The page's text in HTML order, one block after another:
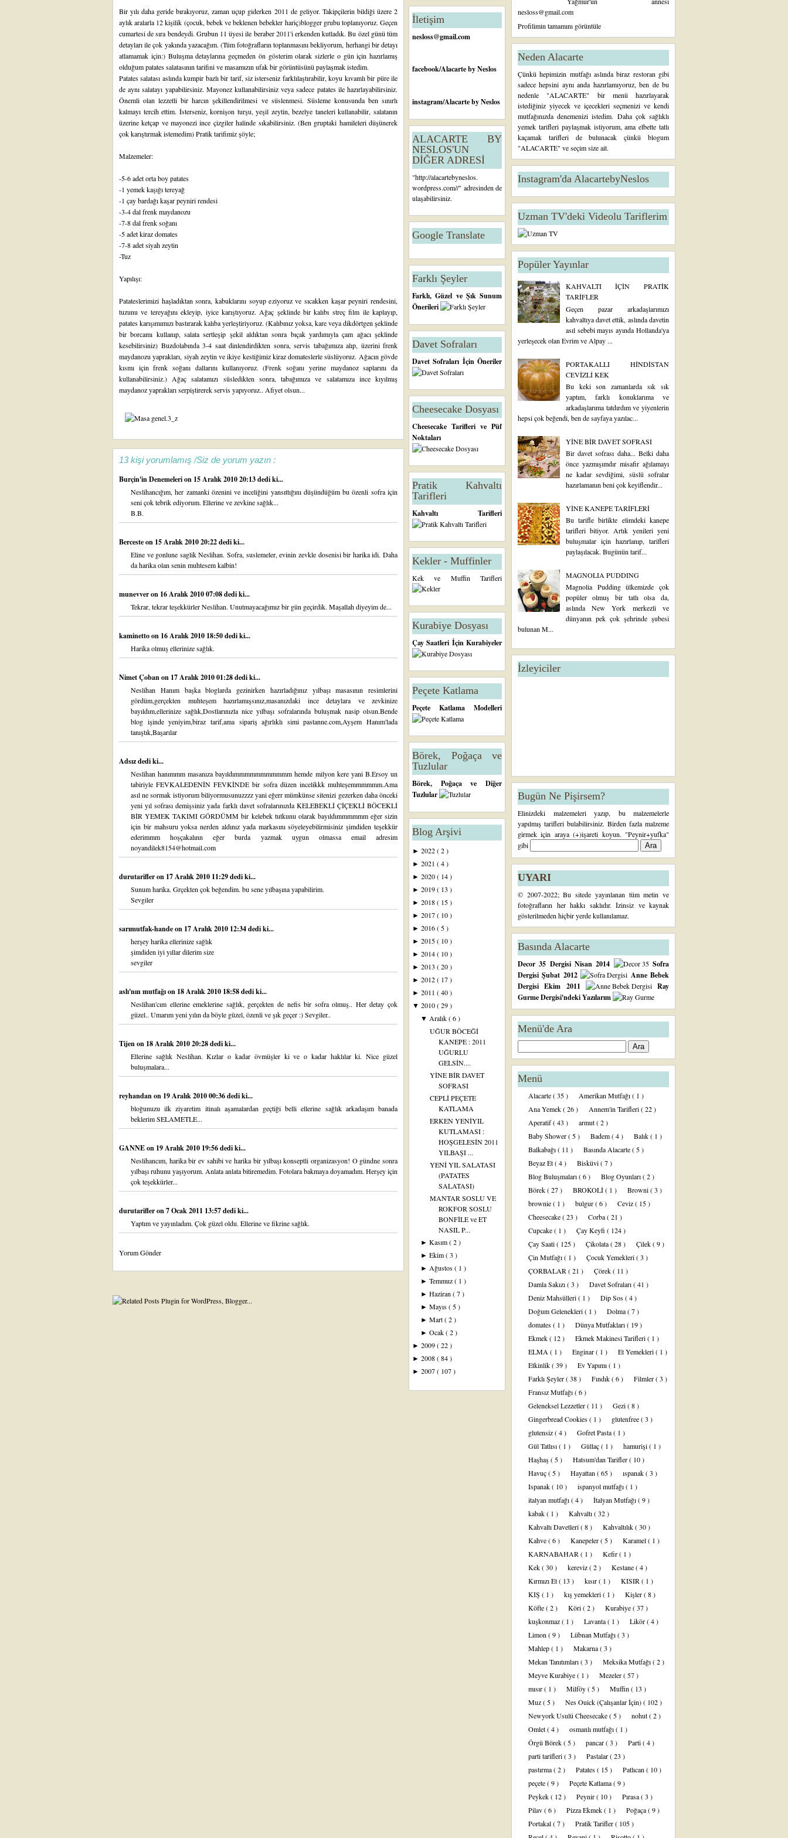
Bir yılı daha geride bırakıyoruz, zaman uçup giderken 2011 de geliyor. Takipçilerin bildiği üzere 2
aylık aralarla 12 kişilik (çocuk, bebek ve beklenen bebekler hariç)blogger grubu toplanıyoruz. Geçen
cumartesi de sıra bendeydi. Grubun 11 üyesi ile beraber 2011'i erkenden kutladık. Bu özel günü tüm
detayları ile çok yakında yazacağım. (Tüm fotoğrafların toplanmasını bekliyorum, herhangi bir detayı
atlamamak için:) Buluşma detaylarına geçmeden ön gösterim olarak sizlerle o gün için hazırlamış
olduğum patates salatasının tarifini ve masamızın ufak bir görüntüsünü paylaşmak istedim.
Patates salatası aslında kumpir bazlı bir tarif, siz isterseniz farklılaştırabilir, koyu kıvamlı bir püre ile
de aynı salatayı yapabilirsiniz. Mayonez kullanabilirsiniz veya sadece patates ile hazırlayabilirsiniz.
Önemli olan lezzetli bir harcın şekillendirilmesi ve süslenmesi. Süsleme konusunda ben sınırlı
kalmayı tercih ettim. İsterseniz, kornişon turşu, yeşil zeytin, bezelye taneleri kullanabilir, salatanın
üzerine ketçap ve mayonezi ince çizgiler halinde sıkabilirsiniz. (Ben gruptaki hamileleri düşünerek
çok karıştırmak istemedim) Pratik tarifimiz şöyle;
Malzemeler:
-5-6 adet orta boy patates
-1 yemek kaşığı tereyağ
-1 çay bardağı kaşar peyniri rendesi
-3-4 dal frenk maydanozu
-7-8 dal frenk soğanı
-5 adet kiraz domates
-7-8 adet siyah zeytin
-Tuz
Yapılışı:
Patateslerimizi haşladıktan sonra, kabuklarını soyup eziyoruz ve sıcakken kaşar peyniri rendesini,
tuzunu ve tereyağını ekleyip, iyice karıştıyoruz. Ağaç şeklinde bir kalıbı streç film ile kaplayıp,
patates karışımımızı bastırarak kalıba yerleştiriyoruz. (Kalıbınız yoksa, kare veya dikdörtgen şeklinde
bir borcamı kullanıp, salata sertleşip şekil aldıktan sonra bıçak yardımıyla çam ağacı şeklinde
kesebilirsiniz) Buzdolabında 3-4 saat dinlendirdikten sonra, servis tabağımıza alıp, üzerini frenk
maydanozu yaprakları, siyah zeytin ve ikiye kestiğimiz kiraz domateslerle süslüyoruz. Ağacın gövde
kısmı için frenk soğanı dallarını kullanıyoruz. (Frenk soğanı yerine maydanoz saplarını da
kullanabilirsiniz.) Ağaç salatamızı süsledikten sonra, tabağımıza ve salatamıza ince kıyılmış
maydanoz yaprakları serpiştirerek servis yapıyoruz.. Afiyet olsun...
13 kişi yorumlamış /Siz de yorum yazın :
Burçin'in Denemelerion 15 Aralık 2010 20:13 dedi ki...
Neslihancığım, her zamanki özenini ve inceliğini yansıttığını düşündüğüm bu özenli sofra için
seni çok tebrik ediyorum. Ellerine ve zevkine sağlık...
B.B.
Bercesteon 15 Aralık 2010 20:22 dedi ki...
Eline ve gonlune saglik Neslihan. Sofra, suslemeler, evinin zevkle dosenisi bir harika idi. Daha
da harika olan senin muhtesem kalbin!
munevveron 16 Aralık 2010 07:08 dedi ki...
Tekrar, tekrar teşekkürler Neslihan. Unutmayacağımız bir gün geçirdik. Maşallah diyeyim de...
kaminettoon 16 Aralık 2010 18:50 dedi ki...
Harika olmuş ellerinize sağlık.
Nimet Çobanon 17 Aralık 2010 01:28 dedi ki...
Neslihan Hanım başka bloglarda gezinirken hazırladığınız yılbaşı masasının resimlerini
gördüm,gerçekten muhteşem hazırlamışsınız,masanızdaki ince detaylara ve zevkinize
bayıldım,ellerinize sağlık,Dostlarınızla nice yılbaşı sofralarında buluşmak nasip olsun.Bende
blog işinde yeniyim,biraz tarif,ama sipariş ağırlıklı simi pastanne.com,Ayşem Hanım'lada
tanıştık,Başarılar
Adsız dedi ki...
Neslihan hanımmm masanıza bayıldımmmmmmmmmmm hemde milyon kere yani B.Ersoy un
tabiriyle FEVKALEDENİN FEVKİNDE bir sofra düzen incelikkk muhteşemmmmmm.Ama
asıl ne sormak istiyorum biliyormusunuzzzz yani eğerr mümkünse sitenizi gezerken daha önceki
yeni yıl sofrası demişsiniz yada farklı davet sofralarınızda KELEBEKLİ ÇİÇEKLİ BÖCEKLİ
BİR YEMEK TAKIMI GÖRDÜMM bir kelebek tutkunu olarak bayıldımmmmmm eğer sizin
için bir mahsuru yoksa nerden aldınız yada markasını söyeleyebilirmisiniz şimdiden teşekkür
ederimmm hoşçakalınn eğer burda yazmak uygun olmassa email adresim
noyandilek8154@hotmail.com
durutarifleron 17 Aralık 2010 11:29 dedi ki...
Sunum harika. Grçekten çok beğendim. bu sene yılbaşına yapabilirim.
Sevgiler
sarımutfak-handeon 17 Aralık 2010 12:34 dedi ki...
herşey harika ellerinize sağlık
şimdiden iyi yıllar dilerim size
sevgiler
aslı'nın mutfağıon 18 Aralık 2010 18:58 dedi ki...
Neslihan'cım ellerine emeklerine sağlık, gerçekten de nefis bir sofra olmuş.. Her detay çok
güzel.. Umarım yeni yılın da böyle güzel, özenli ve şık geçer :) Sevgiler..
Tijenon 18 Aralık 2010 20:28 dedi ki...
Ellerine sağlık Neslihan. Kızlar o kadar övmüşler ki ve o kadar haklılar ki. Nice güzel
buluşmalara...
reyhandanon 19 Aralık 2010 00:36 dedi ki...
bloğunuzu ilk ziyaretim itinalı aşamalardan geçtiği belli ellerine sağlık arkadaşım banada
beklerim SELAMETLE...
GANNEon 19 Aralık 2010 19:56 dedi ki...
Neslihancım, harika bir ev sahibi ve harika bir yılbaşı konseptli organizasyon! O gündne sonra
yılbaşı ruhunu yaşıyorum. Anlata anlata bitiremedim. Fotolara bakmaya doyamadım. Herşey için
çok teşekkürler...
durutarifleron 7 Ocak 2011 13:57 dedi ki...
Yaptım ve yayınladım. Çok güzel oldu. Ellerine ve fikrine sağlık.
Yorum Gönder
İletişim
nesloss@gmail.com
facebook/Alacarte by Neslos
instagram/Alacarte by Neslos
ALACARTE BY
NESLOS'UN
DİĞER ADRESİ
"http://alacartebyneslos.
wordpress.com//" adresinden de
ulaşabilirsiniz.
Google Translate
Farklı Şeyler
Farklı, Güzel ve Şık Sunum
Önerileri
Davet Sofraları
Davet Sofraları İçin Öneriler
Cheesecake Dosyası
Cheesecake Tarifleri ve Püf
Noktaları
Pratik Kahvaltı
Tarifleri
Kahvaltı Tarifleri
Kekler - Muffinler
Kek ve Muffin Tarifleri
Kurabiye Dosyası
Çay Saatleri İçin Kurabiyeler
Peçete Katlama
Peçete Katlama Modelleri
Börek, Poğaça ve
Tuzlular
Börek, Poğaça ve Diğer
Tuzlular
Blog Arşivi
► 2022( 2 )
► 2021 ( 4 )
► 2020( 14 )
► 2019( 13 )
► 2018( 15 )
► 2017( 10 )
► 2016( 5 )
► 2015( 10 )
► 2014( 10 )
► 2013 ( 20 )
► 2012( 17 )
► 2011 ( 40 )
▼ 2010( 29 )
▼Aralık( 6 )
UĞUR BÖCEĞİ
KANEPE : 2011
UĞURLU
GELSİN....
YİNE BİR DAVET
SOFRASI
CEPLİ PEÇETE
KATLAMA
ERKEN YENİYIL
KUTLAMASI :
HOŞGELESİN 2011
YILBAŞI ...
YENİ YIL SALATASI
(PATATES
SALATASI)
MANTAR SOSLU VE
ROKFOR SOSLU
BONFİLE ve ET
NASIL P...
►Kasım( 2 )
►Ekim( 3 )
►Ağustos( 1 )
►Temmuz( 1 )
►Haziran( 7 )
►Mayıs( 5 )
►Mart( 2 )
►Ocak( 2 )
► 2009( 22 )
► 2008( 84 )
► 2007( 107 )
nesloss@gmail.com
Profilimin tamamını görüntüle
Neden Alacarte
Çünkü hepimizin mutfağı aslında biraz restoran gibi
sadece hepsini aynı anda hazırlamıyoruz, ben de bu
nedenle "ALACARTE" bir menü hazırlayarak
istediğiniz yiyecek ve içecekleri seçmenizi ve kendi
mutfağınızda denemenizi istedim. Daha çok sağlıklı
yemek tarifleri paylaşmak istiyorum, ama elbette tatlı
kaçamak tarifleri de bulunacak çünkü blogum
"ALACARTE" ve seçim size ait.
Instagram'da AlacartebyNeslos
Uzman TV'deki Videolu Tariflerim
Popüler Yayınlar
KAHVALTI İÇİN PRATİK
TARİFLER
Geçen pazar arkadaşlarımızı
kahvaltıya davet ettik, aslında davetin
asıl sebebi mayıs ayında Hollanda'ya
yerleşecek olan Evrim ve Alpay ...
PORTAKALLI HİNDİSTAN
CEVİZLİ KEK
Bu keki son zamanlarda sık sık
yaptım, farklı konuklarıma ve
arkadaşlarıma tatdırdım ve yiyenlerin
hepsi çok beğendi, ben de sayfaya yazılac...
YİNE BİR DAVET SOFRASI
Bir davet sofrası daha... Belki daha
önce yazmışımdır misafir ağılamayı
ne kadar sevdiğimi, süslü sofralar
hazırlamanın beni çok keyiflendir...
YİNE KANEPE TARİFLERİ
Bu tarifle birlikte elimdeki kanepe
tarifleri bitiyor. Artık yenileri yeni
buluşmalar için hazırlanıp, tarifleri
paylaşılacak. Bugünün tarif...
MAGNOLIA PUDDING
Magnolia Pudding ülkemizde çok
popüler olmuş bir tatlı olsa da,
aslında New York merkezli ve
dünyanın pek çok şehrinde şubesi
bulunan M...
İzleyiciler
Bugün Ne Pişirsem?
Elinizdeki malzemeleri yazıp, bu malzemelerle
yapılmış tarifleri bulabilirsiniz. Birden fazla malzeme
girmek için araya (+)işareti koyun. "Peynir+yufka"
gibi
UYARI
© 2007-2022; Bu sitede yayınlanan tüm metin ve
fotoğrafların her hakkı saklıdır. İzinsiz ve kaynak
gösterilmeden hiçbir yerde kullanılamaz.
Basında Alacarte
Decor 35 Dergisi Nisan 2014
Sofra
Dergisi Şubat 2012
Anne Bebek
Dergisi Ekim 2011
Ray
Gurme Dergisi'ndeki Yazılarım
Menü'de Ara
Menü
Alacarte( 35 ) Amerikan Mutfağı( 1 )
Ana Yemek( 26 ) Annem'in Tarifleri( 22 )
Aperatif( 43 ) armut( 2 )
Baby Shower( 5 ) Badem( 4 ) Balık( 1 )
Balkabağı( 11 ) Basında Alacarte( 5 )
Beyaz Et( 4 ) Bisküvi( 7 )
Blog Buluşmaları( 6 ) Blog Oyunları( 2 )
Börek( 27 ) BROKOLİ( 1 ) Browni( 3 )
brownie( 1 ) bulgur( 6 ) Ceviz( 15 )
Cheesecake( 23 ) Corba( 21 )
Cupcake( 1 ) Çay Keyfi ( 124 )
Çay Saati( 125 ) Çikolata( 28 ) Çilek( 9 )
Çin Mutfağı( 1 ) Çocuk Yemekleri( 3 )
ÇORBALAR ( 21 ) Çörek( 11 )
Damla Sakızı( 3 ) Davet Sofraları( 41 )
Deniz Mahsülleri( 1 ) Dip Sos( 4 )
Doğum Gelenekleri( 1 ) Dolma( 7 )
domates( 1 ) Dünya Mutfakları( 19 )
Ekmek( 12 ) Ekmek Makinesi Tarifleri( 1 )
ELMA ( 1 ) Enginar( 1 ) Et Yemekleri( 1 )
Etkinlik( 39 ) Ev Yapımı( 1 )
Farklı Şeyler( 38 ) Fındık( 6 ) Filmler( 3 )
Fransız Mutfağı( 6 )
Geleneksel Lezzetler( 11 ) Gezi( 8 )
Gingerbread Cookies( 1 ) glutenfree( 3 )
glutensiz( 4 ) Gofret Pasta( 1 )
Gül Tatlısı( 1 ) Güllaç( 1 ) hamurişi( 1 )
Haşhaş( 5 ) Hatsum'dan Tarifler( 10 )
Havuç( 5 ) Hayattan ( 65 ) ıspanak( 3 )
Ispanak( 10 ) ispanyol mutfağı( 1 )
italyan mutfağı( 4 ) İtalyan Mutfağı( 9 )
kabak( 1 ) Kahvaltı( 32 )
Kahvaltı Davetleri( 8 ) Kahvaltılık( 30 )
Kahve( 6 ) Kanepeler( 5 ) Karamel( 1 )
KARNABAHAR ( 1 ) Kefir( 1 )
Kek( 30 ) kereviz( 2 ) Kestane( 4 )
Kırmızı Et( 13 ) kısır( 1 ) KISIR ( 1 )
KIŞ ( 1 ) kış yemekleri( 1 ) Kişler( 8 )
Köfte( 2 ) Köri( 2 ) Kurabiye( 37 )
kuşkonmaz( 1 ) Lavanta( 1 ) Likör( 4 )
Limon ( 9 ) Lübnan Mutfağı( 3 )
Mahlep( 1 ) Makarna( 3 )
Mekan Tanıtımları( 3 ) Meksika Mutfağı( 2 )
Meyve Kurabiye( 1 ) Mezeler( 57 )
mısır( 1 ) Milföy( 5 ) Muffin ( 13 )
Muz( 5 ) Nes Ouick (Çalışanlar İçin)( 102 )
Newyork Usulü Cheesecake( 5 ) nohut( 2 )
Omlet( 4 ) osmanlı mutfağı( 1 )
Örgü Börek( 5 ) pancar( 3 ) Parti( 4 )
parti tarifleri( 3 ) Pastalar( 23 )
pastırma( 2 ) Patates( 15 ) Patlıcan ( 10 )
peçete( 9 ) Peçete Katlama( 9 )
Peykek( 12 ) Peynir( 10 ) Pırasa( 3 )
Pilav( 6 ) Pizza Ekmek( 1 ) Poğaça( 9 )
Portakal( 7 ) Pratik Tarifler( 105 )